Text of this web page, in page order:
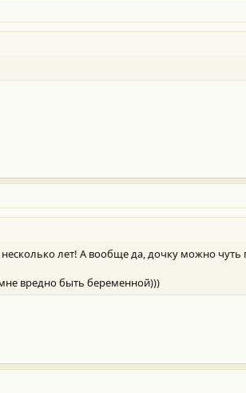
лет! А вообще да, дочку можно чуть
вредно быть беременной)))